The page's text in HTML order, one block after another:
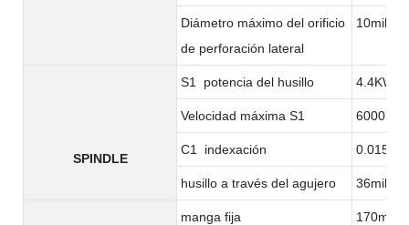
Diámetro máximo del orificio
de perforación lateral
SPINDLE
S1 potencia del husillo 4.4KW
Velocidad máxima S1 6000rpm
C1 indexación 0.015°
husillo a través del agujero
manga fija